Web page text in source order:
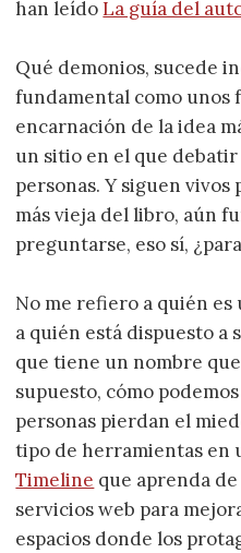
han leídoLa guía del
Qué demonios, sucede
fundamental como unos
encarnación de la idea
un sitio en el que
personas. Y siguen
más vieja del libro, aún
preguntarse, eso sí,
No me refiero a quién
a quién está dispuesto a
que tiene un nombre
supuesto, cómo
personas pierdan el
tipo de herramientas en
Timeline que aprenda
servicios web para
espacios donde los